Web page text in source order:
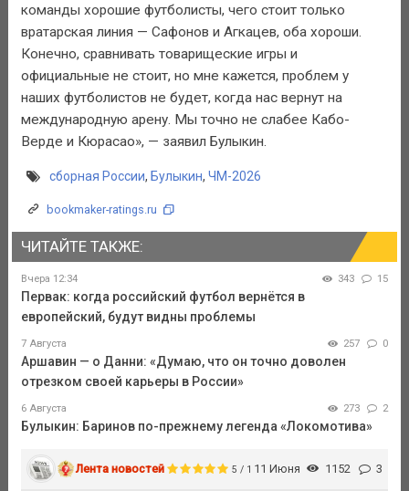
команды хорошие футболисты, чего стоит только
вратарская линия — Сафонов и Агкацев, оба хороши.
Конечно, сравнивать товарищеские игры и
официальные не стоит, но мне кажется, проблем у
наших футболистов не будет, когда нас вернут на
международную арену. Мы точно не слабее Кабо-
Верде и Кюрасао», — заявил Булыкин.
сборная России, Булыкин, ЧМ-2026
bookmaker-ratings.ru
ЧИТАЙТЕ ТАКЖЕ:
Вчера 12:34 343 15
Первак: когда российский футбол вернётся в
европейский, будут видны проблемы
7 Августа 257 0
Аршавин — о Данни: «Думаю, что он точно доволен
отрезком своей карьеры в России»
6 Августа 273 2
Булыкин: Баринов по-прежнему легенда «Локомотива»
Лента новостей 5 / 1 11 Июня 1152 3